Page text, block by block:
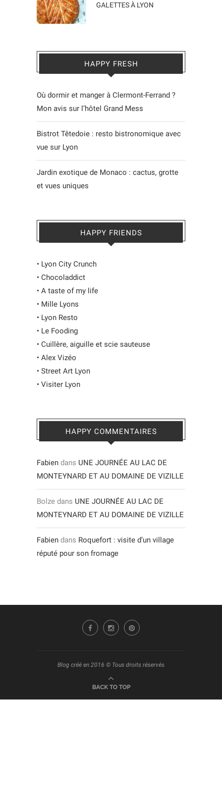
GALETTES À LYON
HAPPY FRESH
Où dormir et manger à Clermont-Ferrand ?
Mon avis sur l’hôtel Grand Mess
Bistrot Têtedoie : resto bistronomique avec
vue sur Lyon
Jardin exotique de Monaco : cactus, grotte
et vues uniques
HAPPY FRIENDS
• Lyon City Crunch
• Chocoladdict
• A taste of my life
• Mille Lyons
• Lyon Resto
• Le Fooding
• Cuillère, aiguille et scie sauteuse
• Alex Vizéo
• Street Art Lyon
• Visiter Lyon
HAPPY COMMENTAIRES
Fabien dans UNE JOURNÉE AU LAC DE
MONTEYNARD ET AU DOMAINE DE VIZILLE
Bolze dans UNE JOURNÉE AU LAC DE
MONTEYNARD ET AU DOMAINE DE VIZILLE
Fabien dans Roquefort : visite d’un village
réputé pour son fromage
Blog créé en 2016 © Tous droits réservés
BACK TO TOP